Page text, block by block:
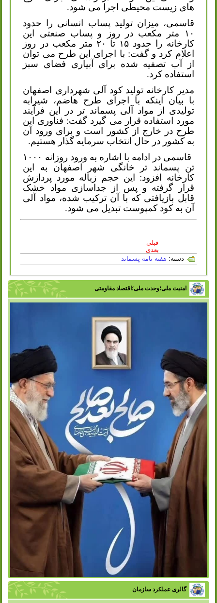
های زیست محیطی اجرا می شود.
قاسمی، میزان تولید پساب انسانی را حدود
۱۰ متر مکعب در روز و پساب صنعتی این
کارخانه را حدود ۱۵ تا ۲۰ متر مکعب در روز
اعلام کرد و گفت: با اجرای این طرح می توان
از آب تصفیه شده برای آبیاری فضای سبز
استفاده کرد.
مدیر کارخانه تولید کود آلی شهرداری اصفهان
با بیان اینکه با اجرای طرح هاضم، شیرابه
تولیدی از مواد آلی پسماند تر در این فرآیند
مورد استفاده قرار می گیرد گفت: فناوری این
طرح در خارج از کشور است و برای ورود آن
به کشور در حال انتخاب سرمایه گذار هستیم.
قاسمی در ادامه با اشاره به ورود روزانه ۱۰۰۰
تن پسماند تر خانگی شهر اصفهان به این
کارخانه افزود: این حجم زباله مورد پردازش
قرار گرفته و پس از جداسازی مواد خشک
قابل بازیافتی که با آن ترکیب شده، مواد آلی
آن به کود کمپوست تبدیل می شود.
قبلی
بعدی
دسته: هفته نامه پسماند
امنیت ملی؛وحدت ملی؛اقتصاد مقاومتی
گالری عملکرد سازمان